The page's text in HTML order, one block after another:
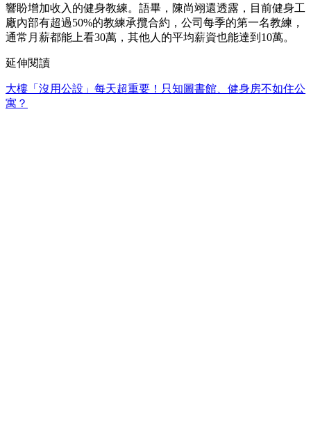
響盼增加收入的健身教練。語畢，陳尚翊還透露，目前健身工
廠內部有超過50%的教練承攬合約，公司每季的第一名教練，
通常月薪都能上看30萬，其他人的平均薪資也能達到10萬。
延伸閱讀
大樓「沒用公設」每天超重要！只知圖書館、健身房不如住公
寓？